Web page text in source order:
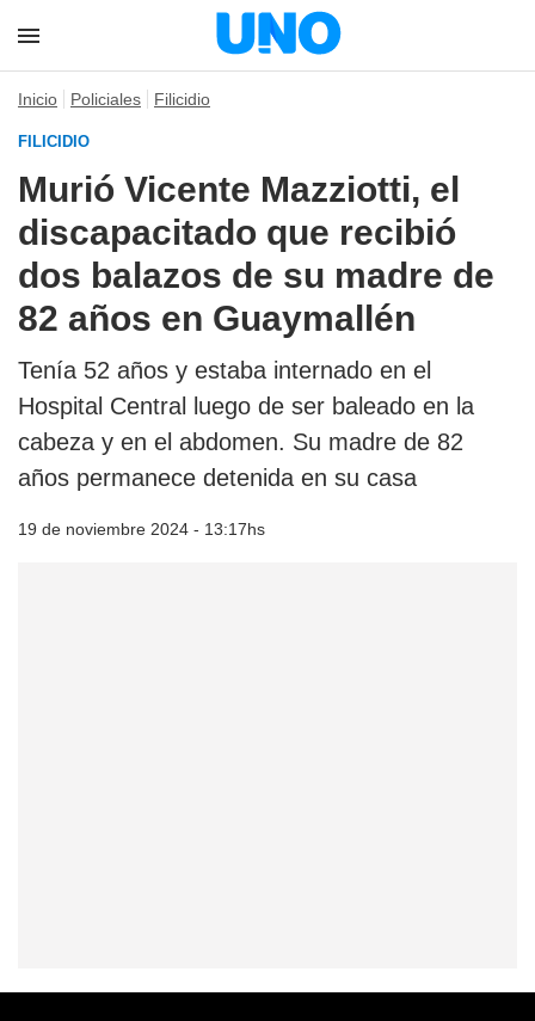
Inicio Policiales Filicidio
FILICIDIO
Murió Vicente Mazziotti, el
discapacitado que recibió
dos balazos de su madre de
82 años en Guaymallén
Tenía 52 años y estaba internado en el
Hospital Central luego de ser baleado en la
cabeza y en el abdomen. Su madre de 82
años permanece detenida en su casa
19 de noviembre 2024 - 13:17hs